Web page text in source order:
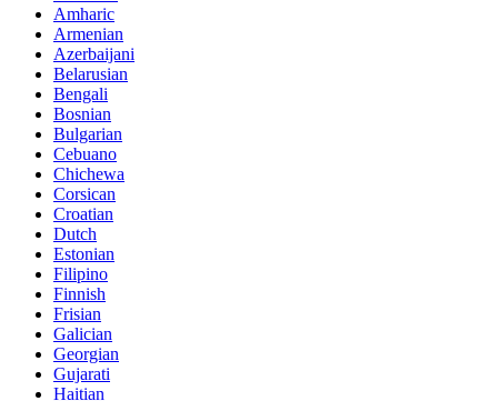
Amharic
Armenian
Azerbaijani
Belarusian
Bengali
Bosnian
Bulgarian
Cebuano
Chichewa
Corsican
Croatian
Dutch
Estonian
Filipino
Finnish
Frisian
Galician
Georgian
Gujarati
Haitian